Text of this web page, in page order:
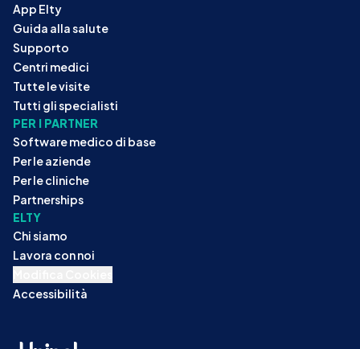
App Elty
Guida alla salute
Supporto
Centri medici
Tutte le visite
Tutti gli specialisti
PER I PARTNER
Software medico di base
Per le aziende
Per le cliniche
Partnerships
ELTY
Chi siamo
Lavora con noi
Accessibilità